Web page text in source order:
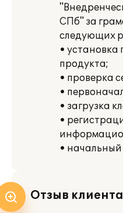
СПб" за
следующих
• установка
продукта;
• проверка
•
• загрузка
•
•
Отзыв клиента